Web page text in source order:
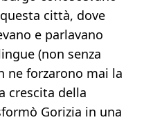
città, dove
e parlavano
(non senza
ne forzarono mai la
crescita della
Gorizia in una